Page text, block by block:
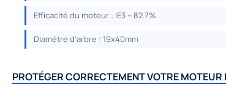
Efficacité du moteur : IE3 – 82.7%
Diamètre d'arbre : 19x40mm
PROTÉGER CORRECTEMENT VOTRE MOTEUR